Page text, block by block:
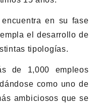
en su fase
el desarrollo de
tipologías.
de 1,000 empleos
como uno de
ambiciosos que se